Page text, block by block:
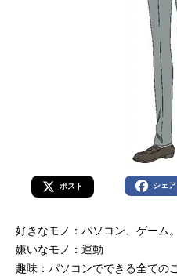
ポスト シェア
好きなモノ：パソコン、ゲーム。
嫌いなモノ：運動
趣味：パソコンでできる全ての